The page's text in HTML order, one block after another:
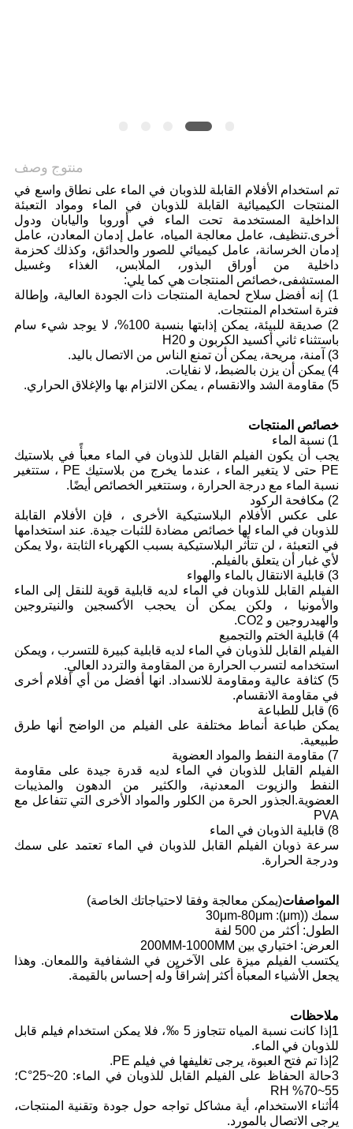
منتوج وصف
تم استخدام الأفلام القابلة للذوبان في الماء على نطاق واسع في
المنتجات الكيميائية القابلة للذوبان في الماء ومواد التعبئة
الداخلية المستخدمة تحت الماء في أوروبا واليابان ودول
أخرى.تنظيف، عامل معالجة المياه، عامل إدمان المعادن، عامل
إدمان الخرسانة، عامل كيميائي للصور والحدائق، وكذلك كحزمة
داخلية من أوراق البذور، الملابس، الغذاء وغسيل
المستشفى،خصائص المنتجات هي كما يلي:
1) إنه أفضل سلاح لحماية المنتجات ذات الجودة العالية، وإطالة
فترة استخدام المنتجات.
2) صديقة للبيئة، يمكن إذابتها بنسبة 100%، لا يوجد شيء سام
باستثناء ثاني أكسيد الكربون و H20
3) آمنة، مريحة، يمكن أن تمنع الناس من الاتصال باليد.
4) يمكن أن يزن بالضبط، لا نفايات.
5) مقاومة الشد والانقسام ، يمكن الالتزام بها والإغلاق الحراري.
خصائص المنتجات
1) نسبة الماء
يجب أن يكون الفيلم القابل للذوبان في الماء معبأً في بلاستيك
PE حتى لا يتغير الماء ، عندما يخرج من بلاستيك PE ، ستتغير
نسبة الماء مع درجة الحرارة ، وستتغير الخصائص أيضًا.
2) مكافحة الركود
على عكس الأفلام البلاستيكية الأخرى ، فإن الأفلام القابلة
للذوبان في الماء لها خصائص مضادة للثبات جيدة. عند استخدامها
في التعبئة ، لن تتأثر البلاستيكية بسبب الكهرباء الثابتة ،ولا يمكن
لأي غبار أن يتعلق بالفيلم.
3) قابلية الانتقال بالماء والهواء
الفيلم القابل للذوبان في الماء لديه قابلية قوية للنقل إلى الماء
والأمونيا ، ولكن يمكن أن يحجب الأكسجين والنيتروجين
والهيدروجين و CO2.
4) قابلية الختم والتجميع
الفيلم القابل للذوبان في الماء لديه قابلية كبيرة للتسرب ، ويمكن
استخدامه لتسرب الحرارة من المقاومة والتردد العالي.
5) كثافة عالية ومقاومة للانسداد. انها أفضل من أي أفلام أخرى
في مقاومة الانقسام.
6) قابل للطباعة
يمكن طباعة أنماط مختلفة على الفيلم من الواضح أنها طرق
طبيعية.
7) مقاومة النفط والمواد العضوية
الفيلم القابل للذوبان في الماء لديه قدرة جيدة على مقاومة
النفط والزيوت المعدنية، والكثير من الدهون والمذيبات
العضوية.الجذور الحرة من الكلور والمواد الأخرى التي تتفاعل مع
PVA
8) قابلية الذوبان في الماء
سرعة ذوبان الفيلم القابل للذوبان في الماء تعتمد على سمك
ودرجة الحرارة.
المواصفات(يمكن معالجة وفقا لاحتياجاتك الخاصة)
سمك ((μm): 30μm-80μm
الطول: أكثر من 500 لفة
العرض: اختياري بين 200MM-1000MM
يكتسب الفيلم ميزة على الآخرين في الشفافية واللمعان. وهذا
يجعل الأشياء المعبأة أكثر إشراقاً وله إحساس بالقيمة.
ملاحظات
1إذا كانت نسبة المياه تتجاوز 5 ‰، فلا يمكن استخدام فيلم قابل
للذوبان في الماء.
2إذا تم فتح العبوة، يرجى تغليفها في فيلم PE.
3حالة الحفاظ على الفيلم القابل للذوبان في الماء: 20~25°C؛
55~70% RH
4أثناء الاستخدام، أية مشاكل تواجه حول جودة وتقنية المنتجات،
يرجى الاتصال بالمورد.